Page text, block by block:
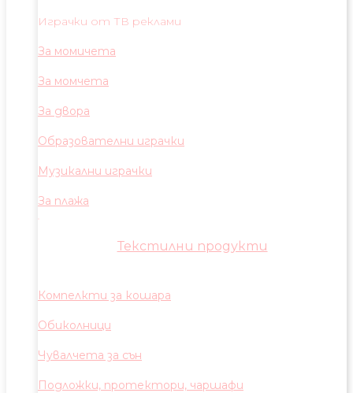
Играчки от ТВ реклами
За момичета
За момчета
За двора
Образователни играчки
Музикални играчки
За плажа
Текстилни продукти
Компелкти за кошара
Обиколници
Чувалчета за сън
Подложки, протектори, чаршафи